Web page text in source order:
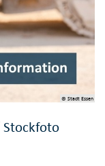
© Stadt Essen